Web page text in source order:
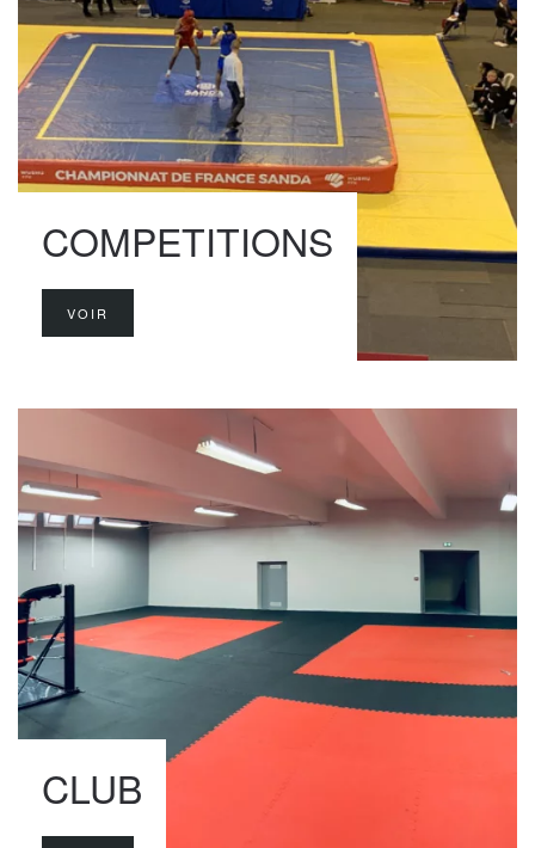
COMPETITIONS
VOIR
CLUB